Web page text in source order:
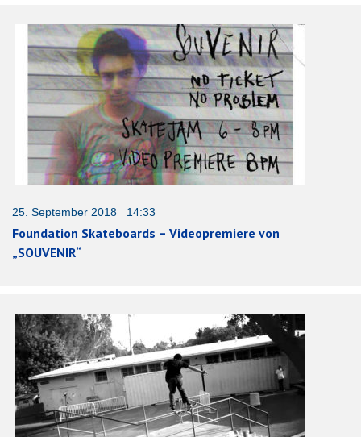
25. September 2018 14:33
Foundation Skateboards – Videopremiere von
„SOUVENIR“